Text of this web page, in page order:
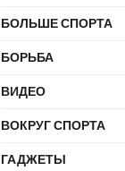
БОЛЬШЕ СПОРТА
БОРЬБА
ВИДЕО
ВОКРУГ СПОРТА
ГАДЖЕТЫ